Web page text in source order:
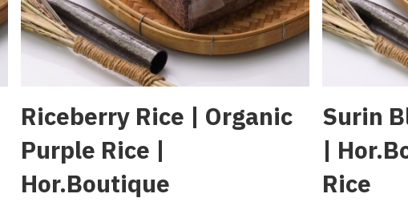
Riceberry Rice | Organic
Purple Rice |
Hor.Boutique
Surin
|
Rice